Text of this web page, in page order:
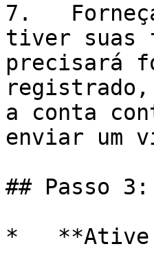
7.
tiver suas
precisará
a conta
enviar um
## Passo
*   **Ative